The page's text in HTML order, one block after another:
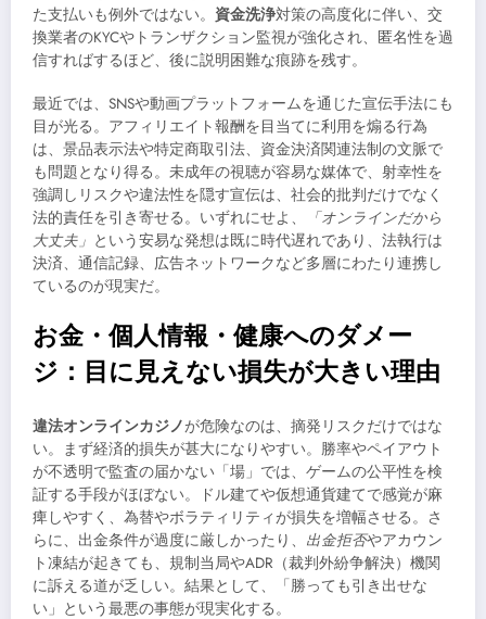
た支払いも例外ではない。 資金洗浄対策の高度化に伴い、交
換業者のKYCやトランザクション監視が強化され、匿名性を過
信すればするほど、後に説明困難な痕跡を残す。
最近では、SNSや動画プラットフォームを通じた宣伝手法にも
目が光る。アフィリエイト報酬を目当てに利用を煽る行為
は、景品表示法や特定商取引法、資金決済関連法制の文脈で
も問題となり得る。未成年の視聴が容易な媒体で、射幸性を
強調しリスクや違法性を隠す宣伝は、社会的批判だけでなく
法的責任を引き寄せる。いずれにせよ、
「オンラインだから
大丈夫」 という安易な発想は既に時代遅れであり、法執行は
決済、通信記録、広告ネットワークなど多層にわたり連携し
ているのが現実だ。
お金・個人情報・健康へのダメー
ジ：目に見えない損失が大きい理由
違法オンラインカジノが危険なのは、摘発リスクだけではな
い。まず経済的損失が甚大になりやすい。勝率やペイアウト
が不透明で監査の届かない「場」では、ゲームの公平性を検
証する手段がほぼない。ドル建てや仮想通貨建てで感覚が麻
痺しやすく、為替やボラティリティが損失を増幅させる。さ
らに、出金条件が過度に厳しかったり、 出金拒否やアカウン
ト凍結が起きても、規制当局やADR（裁判外紛争解決）機関
に訴える道が乏しい。結果として、「勝っても引き出せな
い」という最悪の事態が現実化する。